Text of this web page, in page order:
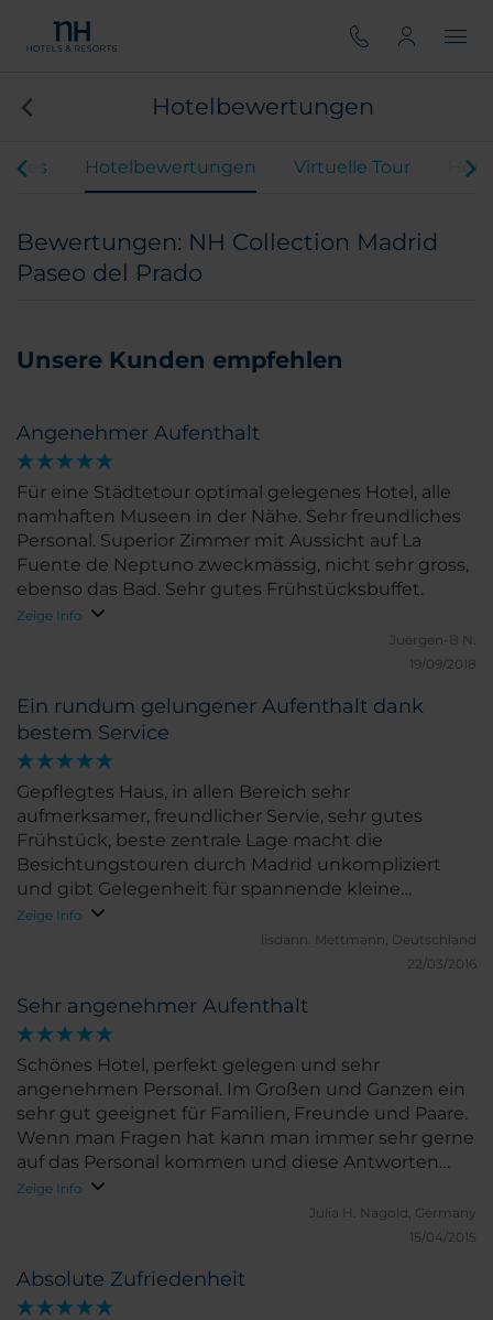
Hotelbewertungen
Hotelbewertungen Virtuelle Tour
Bewertungen: NH Collection Madrid
Paseo del Prado
Unsere Kunden empfehlen
Angenehmer Aufenthalt
Für eine Städtetour optimal gelegenes Hotel, alle
namhaften Museen in der Nähe. Sehr freundliches
Personal. Superior Zimmer mit Aussicht auf La
Fuente de Neptuno zweckmässig, nicht sehr gross,
ebenso das Bad. Sehr gutes Frühstücksbuffet.
Zeige Info
Juergen-B N.
19/09/2018
Ein rundum gelungener Aufenthalt dank
bestem Service
Gepflegtes Haus, in allen Bereich sehr
aufmerksamer, freundlicher Servie, sehr gutes
Frühstück, beste zentrale Lage macht die
Besichtungstouren durch Madrid unkompliziert
und gibt Gelegenheit für spannende kleine
Entdeckungen "um die Ecke"
Zeige Info
lisdann. Mettmann, Deutschland
22/03/2016
Sehr angenehmer Aufenthalt
Schönes Hotel, perfekt gelegen und sehr
angenehmen Personal. Im Großen und Ganzen ein
sehr gut geeignet für Familien, Freunde und Paare.
Wenn man Fragen hat kann man immer sehr gerne
auf das Personal kommen und diese Antworten
einem sehr freundlich. Als Familie haben wir die
schöne Lage nahe des Parkes Retiro und des
Zeige Info
Julia H. Nagold, Germany
15/04/2015
Absolute Zufriedenheit